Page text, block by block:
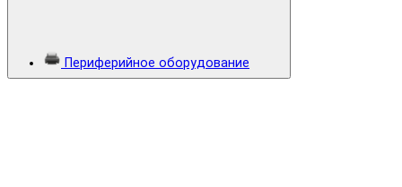
Периферийное оборудование